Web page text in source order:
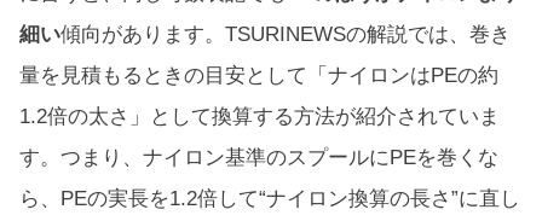
細い傾向があります。TSURINEWSの解説では、巻き
量を見積もるときの目安として「ナイロンはPEの約
1.2倍の太さ」として換算する方法が紹介されていま
す。つまり、ナイロン基準のスプールにPEを巻くな
ら、PEの実長を1.2倍して“ナイロン換算の長さ”に直し